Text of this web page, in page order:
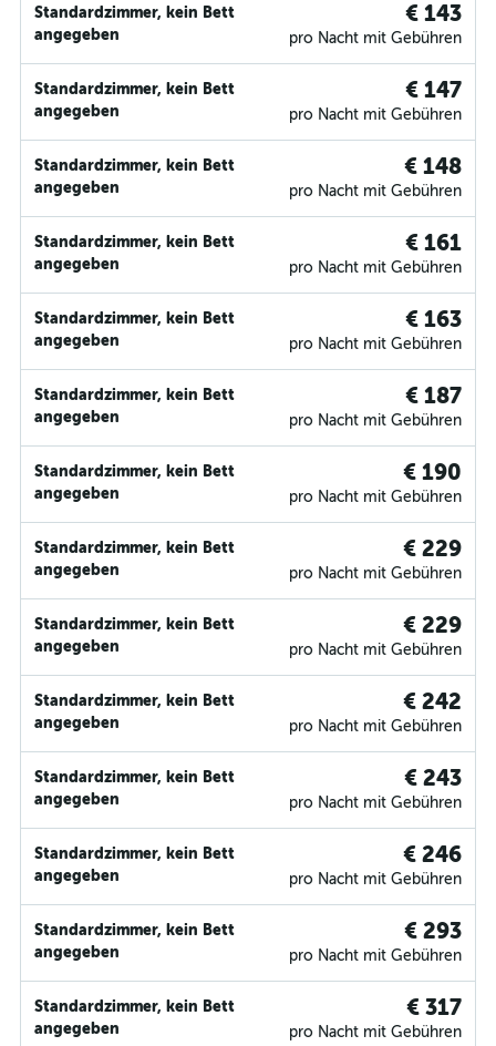
Standardzimmer, kein Bett
angegeben
€ 143
pro Nacht mit Gebühren
Standardzimmer, kein Bett
angegeben
€ 147
pro Nacht mit Gebühren
Standardzimmer, kein Bett
angegeben
€ 148
pro Nacht mit Gebühren
Standardzimmer, kein Bett
angegeben
€ 161
pro Nacht mit Gebühren
Standardzimmer, kein Bett
angegeben
€ 163
pro Nacht mit Gebühren
Standardzimmer, kein Bett
angegeben
€ 187
pro Nacht mit Gebühren
Standardzimmer, kein Bett
angegeben
€ 190
pro Nacht mit Gebühren
Standardzimmer, kein Bett
angegeben
€ 229
pro Nacht mit Gebühren
Standardzimmer, kein Bett
angegeben
€ 229
pro Nacht mit Gebühren
Standardzimmer, kein Bett
angegeben
€ 242
pro Nacht mit Gebühren
Standardzimmer, kein Bett
angegeben
€ 243
pro Nacht mit Gebühren
Standardzimmer, kein Bett
angegeben
€ 246
pro Nacht mit Gebühren
Standardzimmer, kein Bett
angegeben
€ 293
pro Nacht mit Gebühren
Standardzimmer, kein Bett
angegeben
€ 317
pro Nacht mit Gebühren